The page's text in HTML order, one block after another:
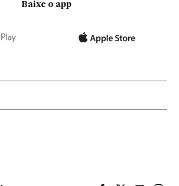
Baixe o app